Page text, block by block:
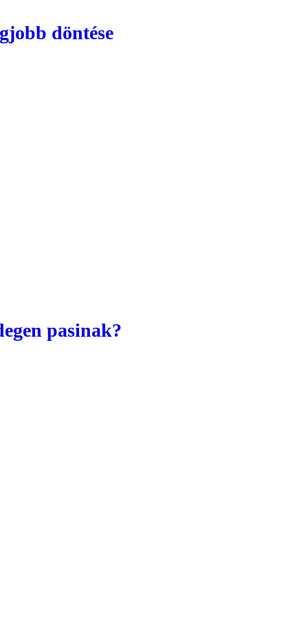
döntése
pasinak?